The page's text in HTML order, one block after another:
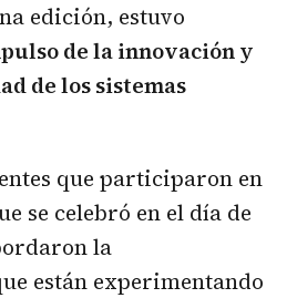
edición, estuvo
de la innovación y
de los sistemas
que participaron en
se celebró en el día de
la
están experimentando